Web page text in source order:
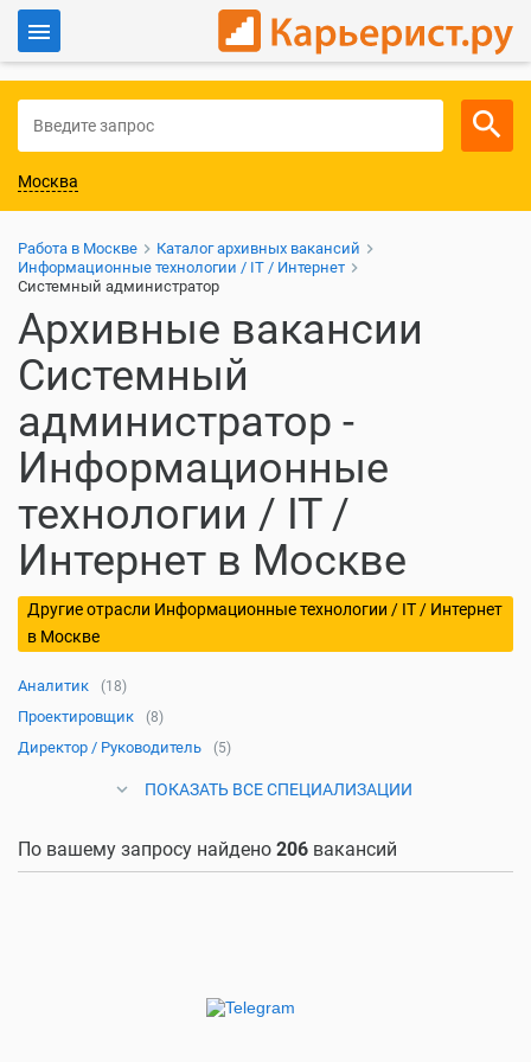
Для работодателей
Москва
Работа в Москве
Каталог архивных вакансий
Информационные технологии / IT / Интернет
Системный администратор
Архивные вакансии
Системный
администратор -
Информационные
технологии / IT /
Интернет в Москве
Другие отрасли Информационные технологии / IT / Интернет
в Москве
Аналитик (18)
Проектировщик (8)
Директор / Руководитель (5)
ПОКАЗАТЬ ВСЕ СПЕЦИАЛИЗАЦИИ
По вашему запросу найдено 206 вакансий